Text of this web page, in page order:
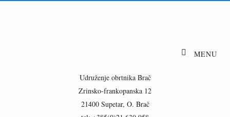
Udruženje obrtnika Brač
Zrinsko-frankopanska 12
21400 Supetar, O. Brač